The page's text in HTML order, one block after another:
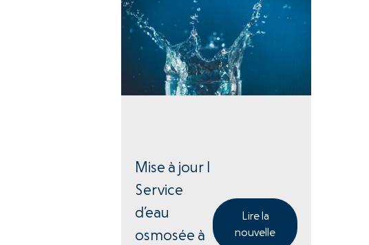
Mise à jour |
Service
d’eau
osmosée à
Lire la
nouvelle